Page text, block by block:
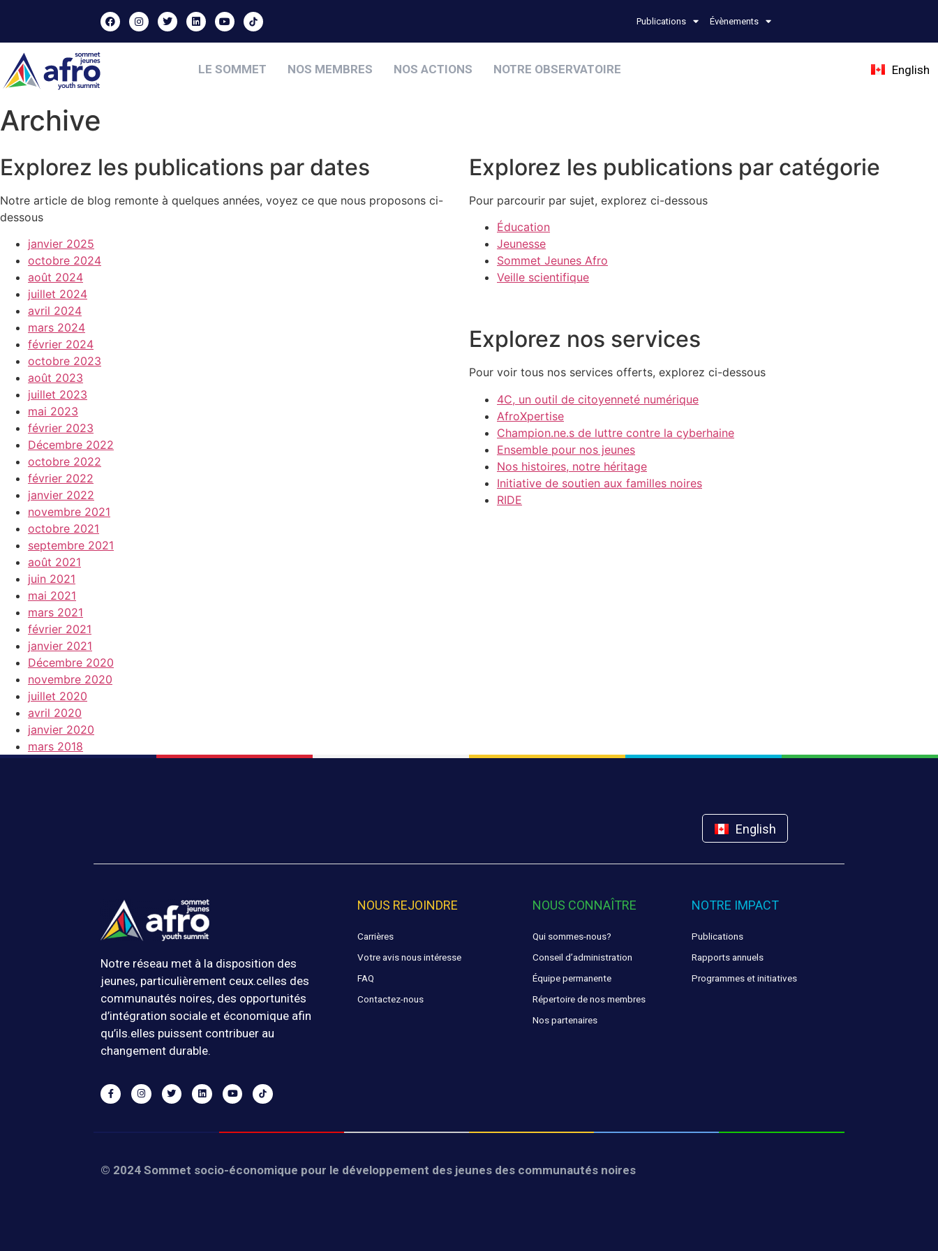
Publications Évènements
LE SOMMET NOS MEMBRES NOS ACTIONS NOTRE OBSERVATOIRE English
Archive
Explorez les publications par dates
Notre article de blog remonte à quelques années, voyez ce que nous proposons ci-
dessous
janvier 2025
octobre 2024
août 2024
juillet 2024
avril 2024
mars 2024
février 2024
octobre 2023
août 2023
juillet 2023
mai 2023
février 2023
Décembre 2022
octobre 2022
février 2022
janvier 2022
novembre 2021
octobre 2021
septembre 2021
août 2021
juin 2021
mai 2021
mars 2021
février 2021
janvier 2021
Décembre 2020
novembre 2020
juillet 2020
avril 2020
janvier 2020
mars 2018
Explorez les publications par catégorie
Pour parcourir par sujet, explorez ci-dessous
Éducation
Jeunesse
Sommet Jeunes Afro
Veille scientifique
Explorez nos services
Pour voir tous nos services offerts, explorez ci-dessous
4C, un outil de citoyenneté numérique
AfroXpertise
Champion.ne.s de luttre contre la cyberhaine
Ensemble pour nos jeunes
Nos histoires, notre héritage
Initiative de soutien aux familles noires
RIDE
English
Notre réseau met à la disposition des
jeunes, particulièrement ceux.celles des
communautés noires, des opportunités
d’intégration sociale et économique afin
qu’ils.elles puissent contribuer au
changement durable.
NOUS REJOINDRE
Carrières
Votre avis nous intéresse
FAQ
Contactez-nous
NOUS CONNAÎTRE
Qui sommes-nous?
Conseil d’administration
Équipe permanente
Répertoire de nos membres
Nos partenaires
NOTRE IMPACT
Publications
Rapports annuels
Programmes et initiatives
© 2024 Sommet socio-économique pour le développement des jeunes des communautés noires